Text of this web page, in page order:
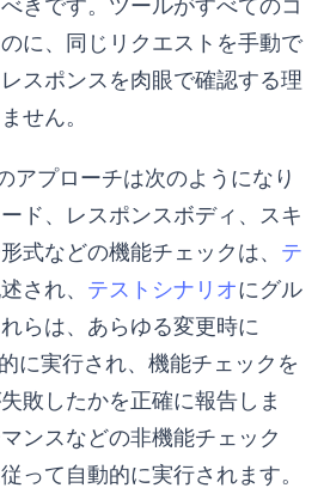
に、同じリクエストを手動で
スポンスを肉眼で確認する理
せん。
アプローチは次のようになり
ド、レスポンスボディ、スキ
式などの機能チェックは、 テ
され、 テストシナリオにグル
らは、あらゆる変更時に
に実行され、機能チェックを
敗したかを正確に報告しま
ンスなどの非機能チェック
って自動的に実行されます。